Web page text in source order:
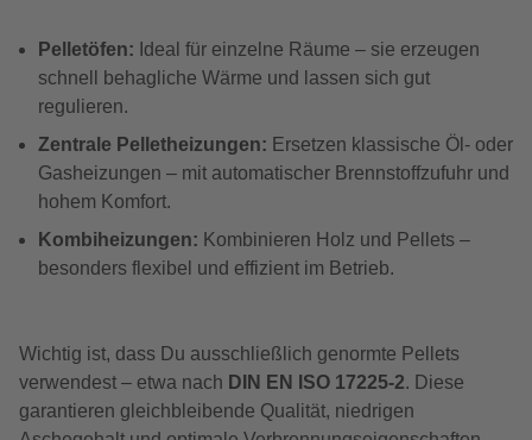
Pelletöfen: Ideal für einzelne Räume – sie erzeugen
schnell behagliche Wärme und lassen sich gut
regulieren.
Zentrale Pelletheizungen: Ersetzen klassische Öl- oder
Gasheizungen – mit automatischer Brennstoffzufuhr und
hohem Komfort.
Kombiheizungen: Kombinieren Holz und Pellets –
besonders flexibel und effizient im Betrieb.
Wichtig ist, dass Du ausschließlich genormte Pellets
verwendest – etwa nach DIN EN ISO 17225-2. Diese
garantieren gleichbleibende Qualität, niedrigen